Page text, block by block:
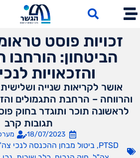
זכויות פוסט
הביטחון: הורחבו
והזכאויות
אושר לקריאות שנייה
והרווחה – הרחבת התגמולים
לראשונה תוכר ותוגדר בחוק
תגובות קרב
18/07/2023
PTSD
, ביטול מבחן ההכנסה לנכי